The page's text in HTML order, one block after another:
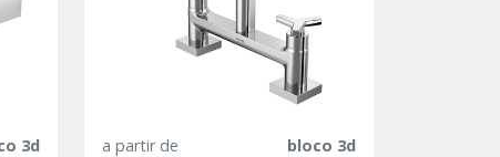
3d a partir de bloco 3d